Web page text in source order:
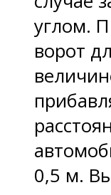
углом.
ворот
0,5 м.